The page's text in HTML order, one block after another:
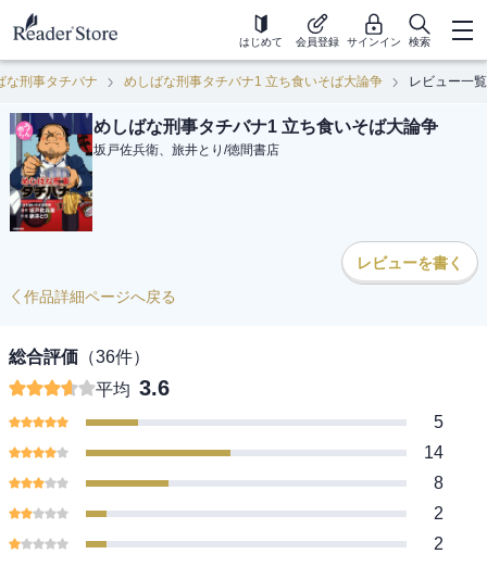
はじめて 会員登録 サインイン 検索
な刑事タチバナ めしばな刑事タチバナ1 立ち食いそば大論争 レビュー一覧
めしばな刑事タチバナ1 立ち食いそば大論争
坂戸佐兵衛、旅井とり /徳間書店
レビューを書く
作品詳細ページへ戻る
総合評価 （36件）
平均 3.6
5
14
8
2
2